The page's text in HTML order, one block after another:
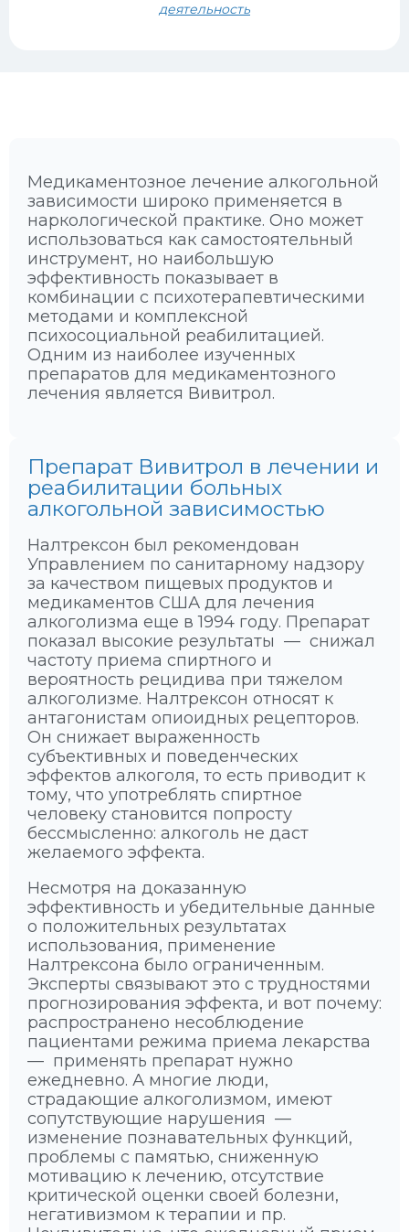
деятельность
Медикаментозное лечение алкогольной
зависимости широко применяется в
наркологической практике. Оно может
использоваться как самостоятельный
инструмент, но наибольшую
эффективность показывает в
комбинации с психотерапевтическими
методами и комплексной
психосоциальной реабилитацией.
Одним из наиболее изученных
препаратов для медикаментозного
лечения является Вивитрол.
Препарат Вивитрол в лечении и
реабилитации больных
алкогольной зависимостью
Налтрексон был рекомендован
Управлением по санитарному надзору
за качеством пищевых продуктов и
медикаментов США для лечения
алкоголизма еще в 1994 году. Препарат
показал высокие результаты — снижал
частоту приема спиртного и
вероятность рецидива при тяжелом
алкоголизме. Налтрексон относят к
антагонистам опиоидных рецепторов.
Он снижает выраженность
субъективных и поведенческих
эффектов алкоголя, то есть приводит к
тому, что употреблять спиртное
человеку становится попросту
бессмысленно: алкоголь не даст
желаемого эффекта.
Несмотря на доказанную
эффективность и убедительные данные
о положительных результатах
использования, применение
Налтрексона было ограниченным.
Эксперты связывают это с трудностями
прогнозирования эффекта, и вот почему:
распространено несоблюдение
пациентами режима приема лекарства
— применять препарат нужно
ежедневно. А многие люди,
страдающие алкоголизмом, имеют
сопутствующие нарушения —
изменение познавательных функций,
проблемы с памятью, сниженную
мотивацию к лечению, отсутствие
критической оценки своей болезни,
негативизмом к терапии и пр.